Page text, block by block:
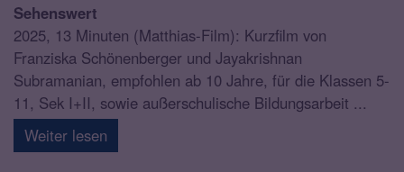
Sehenswert
2025, 13 Minuten (Matthias-Film): Kurzfilm von
Franziska Schönenberger und Jayakrishnan
Subramanian, empfohlen ab 10 Jahre, für die Klassen 5-
11, Sek I+II, sowie außerschulische Bildungsarbeit ...
Weiter lesen